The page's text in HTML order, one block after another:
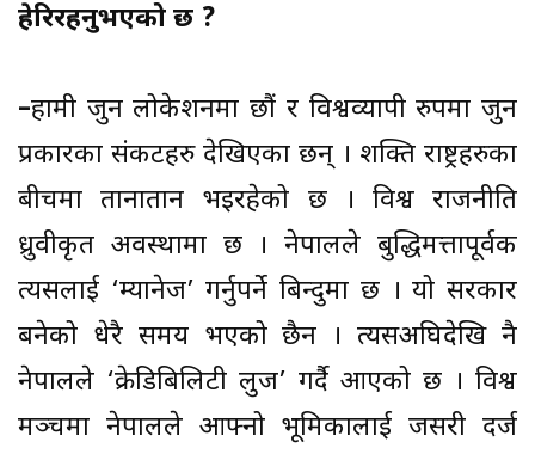
हेरिरहनुभएको छ ?
–हामी जुन लोकेशनमा छौं र विश्वव्यापी रुपमा जुन
प्रकारका संकटहरु देखिएका छन् । शक्ति राष्ट्रहरुका
बीचमा तानातान भइरहेको छ । विश्व राजनीति
ध्रुवीकृत अवस्थामा छ । नेपालले बुद्धिमत्तापूर्वक
त्यसलाई ‘म्यानेज’ गर्नुपर्ने बिन्दुमा छ । यो सरकार
बनेको धेरै समय भएको छैन । त्यसअघिदेखि नै
नेपालले ‘क्रेडिबिलिटी लुज’ गर्दै आएको छ । विश्व
मञ्चमा नेपालले आफ्नो भूमिकालाई जसरी दर्ज